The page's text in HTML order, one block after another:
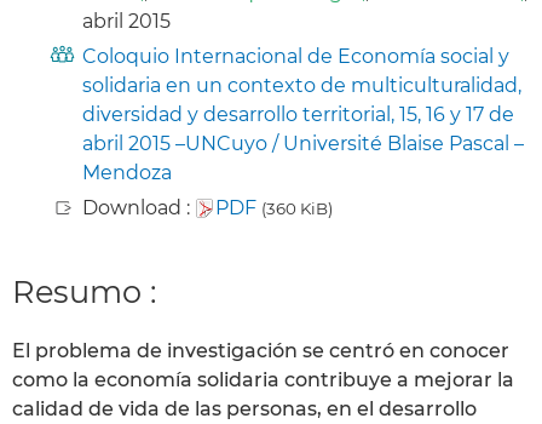
abril 2015
Coloquio Internacional de Economía social y
solidaria en un contexto de multiculturalidad,
diversidad y desarrollo territorial, 15, 16 y 17 de
abril 2015 –UNCuyo / Université Blaise Pascal –
Mendoza
Download :
PDF (360 KiB)
Resumo :
El problema de investigación se centró en conocer
como la economía solidaria contribuye a mejorar la
calidad de vida de las personas, en el desarrollo